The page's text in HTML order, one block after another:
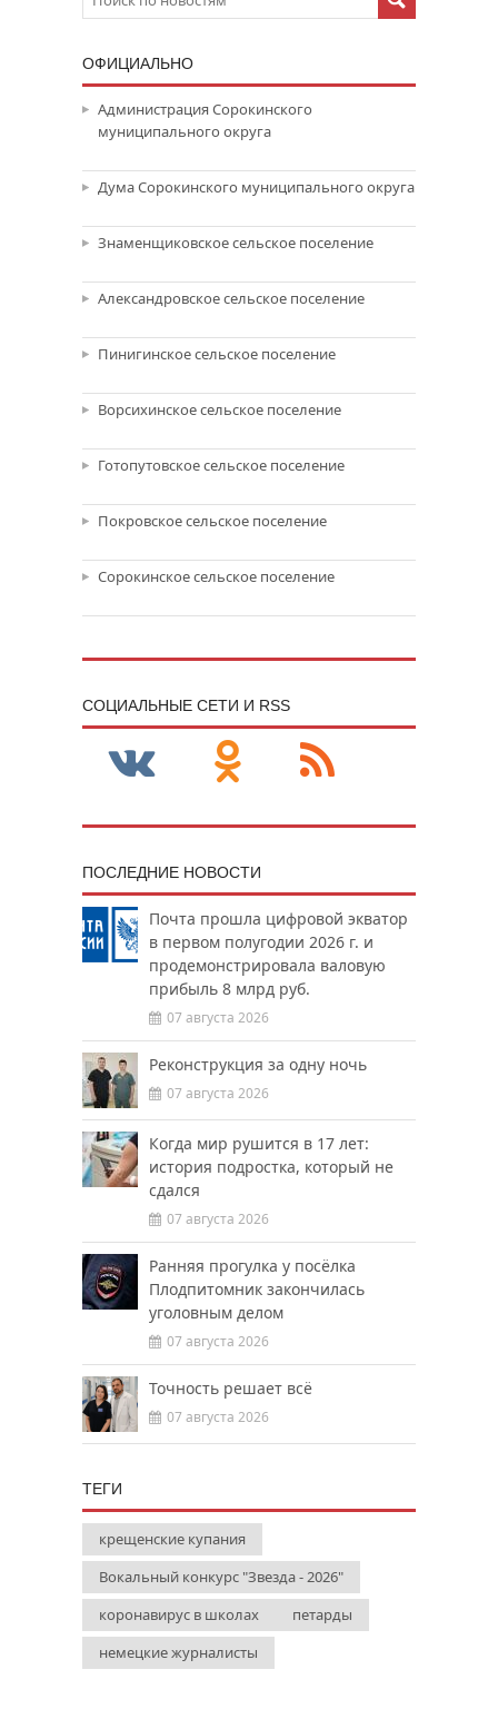
ОФИЦИАЛЬНО
Администрация Сорокинского
муниципального округа
Дума Сорокинского муниципального округа
Знаменщиковское сельское поселение
Александровское сельское поселение
Пинигинское сельское поселение
Ворсихинское сельское поселение
Готопутовское сельское поселение
Покровское сельское поселение
Сорокинское сельское поселение
CОЦИАЛЬНЫЕ СЕТИ И RSS
ПОСЛЕДНИЕ НОВОСТИ
Почта прошла цифровой экватор
в первом полугодии 2026 г. и
продемонстрировала валовую
прибыль 8 млрд руб.
07 августа 2026
Реконструкция за одну ночь
07 августа 2026
Когда мир рушится в 17 лет:
история подростка, который не
сдался
07 августа 2026
Ранняя прогулка у посёлка
Плодпитомник закончилась
уголовным делом
07 августа 2026
Точность решает всё
07 августа 2026
ТЕГИ
крещенские купания
Вокальный конкурс "Звезда - 2026"
коронавирус в школах
петарды
немецкие журналисты